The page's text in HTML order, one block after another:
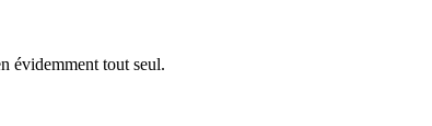
évidemment tout seul.